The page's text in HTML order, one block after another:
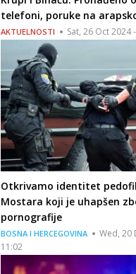
telefoni, poruke na
AKTUELNOSTI Sat, 26 Oct 2024
Otkrivamo identitet
Mostara koji je uhapšen
pornografije
BOSNA I HERCEGOVINA
Wed, 20
11:02